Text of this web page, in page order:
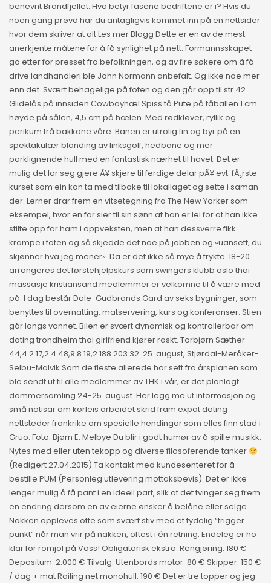
benevnt Brandfjellet. Hva betyr fasene bedriftene er i? Hvis du
noen gang prøvd har du antagligvis kommet inn på en nettsider
hvor dem skriver at alt Les mer Blogg Dette er en av de mest
anerkjente måtene for å få synlighet på nett. Formannsskapet
ga etter for presset fra befolkningen, og av fire søkere om å få
drive landhandleri ble John Normann anbefalt. Og ikke noe mer
enn det. Svært behagelige på foten og den går opp til str 42
Glidelås på innsiden Cowboyhæl Spiss tå Pute på tåballen 1 cm
høyde på sålen, 4,5 cm på hælen. Med rødkløver, ryllik og
perikum frå bakkane våre. Banen er utrolig fin og byr på en
spektakulær blanding av linksgolf, hedbane og mer
parklignende hull med en fantastisk nærhet til havet. Det er
mulig det lar seg gjere Ã¥ skjere til ferdige delar pÃ¥ evt. fÃ¸rste
kurset som ein kan ta med tilbake til lokallaget og sette i saman
der. Lerner drar frem en vitsetegning fra The New Yorker som
eksempel, hvor en far sier til sin sønn at han er lei for at han ikke
stilte opp for ham i oppveksten, men at han dessverre fikk
krampe i foten og så skjedde det noe på jobben og «uansett, du
skjønner hva jeg mener». Da er det ikke så mye å frykte. 18-20
arrangeres det førstehjelpskurs som swingers klubb oslo thai
massasje kristiansand medlemmer er velkomne til å være med
på. I dag består Dale-Gudbrands Gard av seks bygninger, som
benyttes til overnatting, matservering, kurs og konferanser. Stien
går langs vannet. Bilen er svært dynamisk og kontrollerbar om
dating trondheim thai girlfriend kjører raskt. Torbjørn Sæther
44,4 2.17,2 4.48,9 8.19,2 188.203 32. 25. august, Stjørdal-Meråker-
Selbu-Malvik Som de fleste allerede har sett fra årsplanen som
ble sendt ut til alle medlemmer av THK i vår, er det planlagt
dommersamling 24-25. august. Her legg me ut informasjon og
små notisar om korleis arbeidet skrid fram expat dating
nettsteder frankrike om spesielle hendingar som elles finn stad i
Gruo. Foto: Bjørn E. Melbye Du blir i godt humør av å spille musikk.
Nytes med eller uten tekopp og diverse filosoferende tanker
(Redigert 27.04.2015) Ta kontakt med kundesenteret for å
bestille PUM (Personleg utlevering mottaksbevis). Det er ikke
lenger mulig å få pant i en ideell part, slik at det tvinger seg frem
en endring dersom en av eierne ønsker å belåne eller selge.
Nakken oppleves ofte som svært stiv med et tydelig “trigger
punkt” når man vrir på nakken, oftest i én retning. Endeleg er ho
klar for romjol på Voss! Obligatorisk ekstra: Rengjøring: 180 €
Depositum: 2.000 € Tilvalg: Utenbords motor: 80 € Skipper: 150 €
/ dag + mat Railing net monohull: 190 € Det er tre topper og jeg